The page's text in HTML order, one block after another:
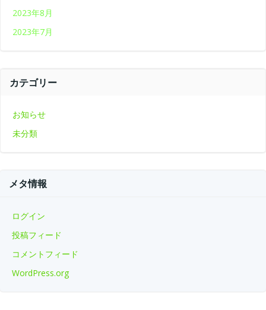
2023年8月
2023年7月
カテゴリー
お知らせ
未分類
メタ情報
ログイン
投稿フィード
コメントフィード
WordPress.org